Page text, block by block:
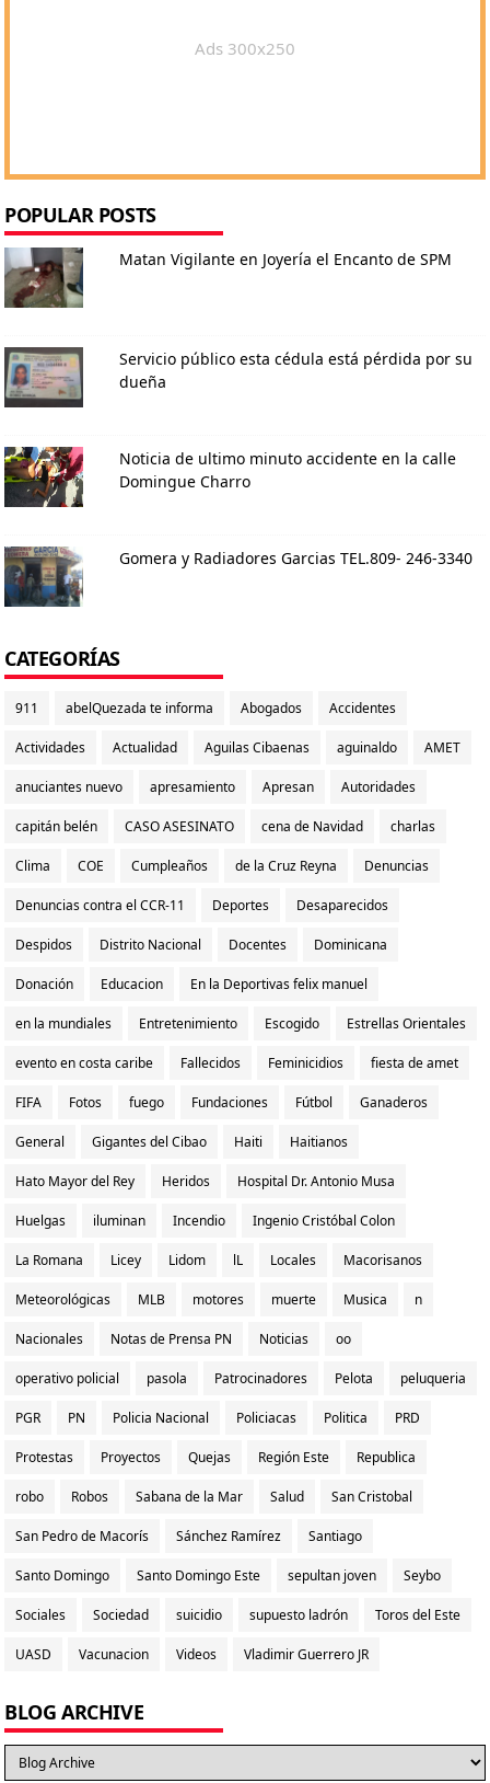
Ads 300x250
POPULAR POSTS
Matan Vigilante en Joyería el Encanto de SPM
Servicio público esta cédula está pérdida por su
dueña
Noticia de ultimo minuto accidente en la calle
Domingue Charro
Gomera y Radiadores Garcias TEL.809- 246-3340
CATEGORÍAS
911 abelQuezada te informa Abogados Accidentes
Actividades Actualidad Aguilas Cibaenas aguinaldo AMET
anuciantes nuevo apresamiento Apresan Autoridades
capitán belén CASO ASESINATO cena de Navidad charlas
Clima COE Cumpleaños de la Cruz Reyna Denuncias
Denuncias contra el CCR-11 Deportes Desaparecidos
Despidos Distrito Nacional Docentes Dominicana
Donación Educacion En la Deportivas felix manuel
en la mundiales Entretenimiento Escogido Estrellas Orientales
evento en costa caribe Fallecidos Feminicidios fiesta de amet
FIFA Fotos fuego Fundaciones Fútbol Ganaderos
General Gigantes del Cibao Haiti Haitianos
Hato Mayor del Rey Heridos Hospital Dr. Antonio Musa
Huelgas iluminan Incendio Ingenio Cristóbal Colon
La Romana Licey Lidom lL Locales Macorisanos
Meteorológicas MLB motores muerte Musica n
Nacionales Notas de Prensa PN Noticias oo
operativo policial pasola Patrocinadores Pelota peluqueria
PGR PN Policia Nacional Policiacas Politica PRD
Protestas Proyectos Quejas Región Este Republica
robo Robos Sabana de la Mar Salud San Cristobal
San Pedro de Macorís Sánchez Ramírez Santiago
Santo Domingo Santo Domingo Este sepultan joven Seybo
Sociales Sociedad suicidio supuesto ladrón Toros del Este
UASD Vacunacion Videos Vladimir Guerrero JR
BLOG ARCHIVE